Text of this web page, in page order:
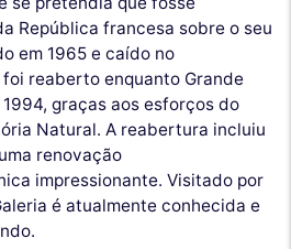
República francesa sobre o seu
em 1965 e caído no
reaberto enquanto Grande
graças aos esforços do
Natural. A reabertura incluiu
renovação
impressionante. Visitado por
é atualmente conhecida e